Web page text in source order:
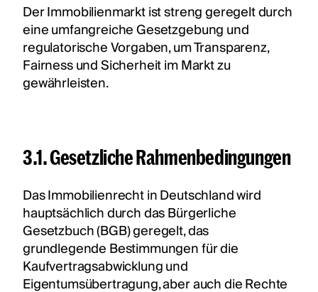
Der Immobilienmarkt ist streng geregelt durch
eine umfangreiche Gesetzgebung und
regulatorische Vorgaben, um Transparenz,
Fairness und Sicherheit im Markt zu
gewährleisten.
3.1. Gesetzliche Rahmenbedingungen
Das Immobilienrecht in Deutschland wird
hauptsächlich durch das Bürgerliche
Gesetzbuch (BGB) geregelt, das
grundlegende Bestimmungen für die
Kaufvertragsabwicklung und
Eigentumsübertragung, aber auch die Rechte